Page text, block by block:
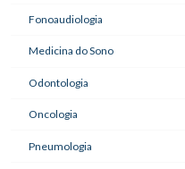
Fonoaudiologia
Medicina do Sono
Odontologia
Oncologia
Pneumologia